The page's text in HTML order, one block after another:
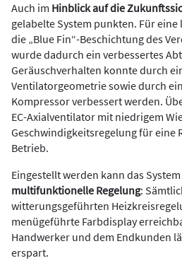
Auch im Hinblick auf die
gelabelte System punkten. Für
die „Blue Fin“-Beschichtung des
wurde dadurch ein verbessertes
Geräuschverhalten konnte durch
Ventilatorgeometrie sowie durch
Kompressor verbessert werden.
EC-Axialventilator mit niedrigem
Geschwindigkeitsregelung für eine
Betrieb.
Eingestellt werden kann das
multifunktionelle Regelung:
witterungsgeführten
menügeführte Farbdisplay
Handwerker und dem Endkunden
erspart.